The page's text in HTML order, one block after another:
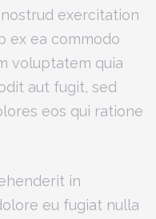
exercitation
ex ea commodo
voluptatem quia
aut fugit, sed
eos qui ratione
in
eu fugiat nulla